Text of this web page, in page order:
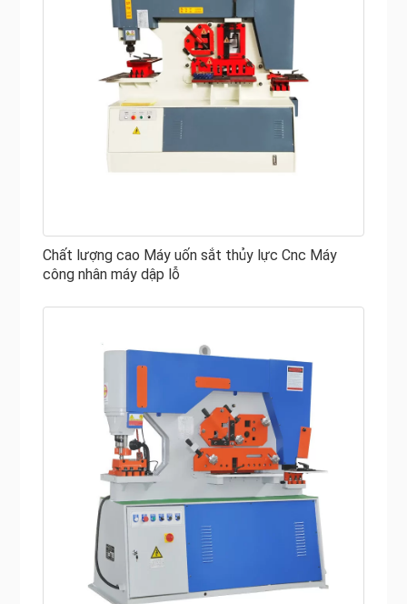
Chất lượng cao Máy uốn sắt thủy lực Cnc Máy
công nhân máy dập lỗ